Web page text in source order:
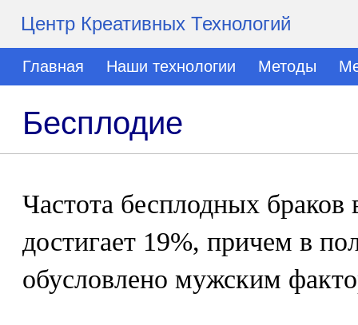
Центр Креативных Технологий
Главная Наши технологии Методы
Бесплодие
Частота бесплодных
достигает 19%, причем в
обусловлено мужским